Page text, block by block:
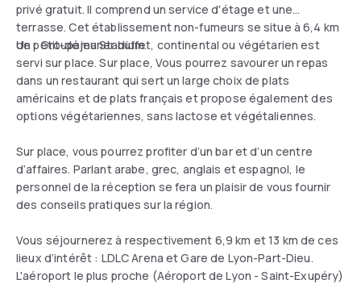
privé gratuit. Il comprend un service d'étage et une
terrasse. Cet établissement non-fumeurs se situe à 6,4 km
de : Groupama Stadium.
Un petit-déjeuner buffet, continental ou végétarien est
servi sur place. Sur place, Vous pourrez savourer un repas
dans un restaurant qui sert un large choix de plats
américains et de plats français et propose également des
options végétariennes, sans lactose et végétaliennes.
Sur place, vous pourrez profiter d’un bar et d’un centre
d’affaires. Parlant arabe, grec, anglais et espagnol, le
personnel de la réception se fera un plaisir de vous fournir
des conseils pratiques sur la région.
Vous séjournerez à respectivement 6,9 km et 13 km de ces
lieux d’intérêt : LDLC Arena et Gare de Lyon-Part-Dieu.
L'aéroport le plus proche (Aéroport de Lyon - Saint-Exupéry)